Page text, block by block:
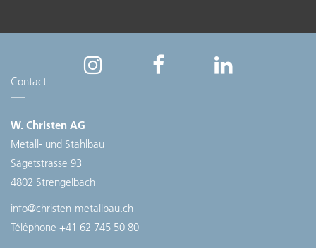
Contact
W. Christen AG
Metall- und Stahlbau
Sägetstrasse 93
4802 Strengelbach
info@christen-metallbau.ch
Téléphone +41 62 745 50 80